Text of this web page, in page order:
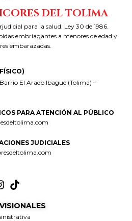
DEL TOLIMA
para la salud. Ley 30 de 1986.
embriagantes a menores de edad y
embarazadas.
El Arado Ibagué (Tolima) –
PARA ATENCIÓN AL PÚBLICO
JUDICIALES